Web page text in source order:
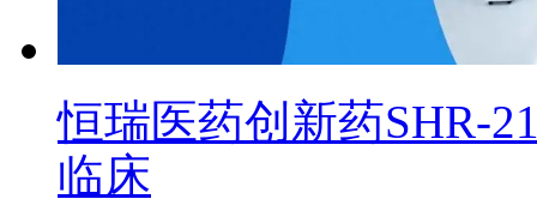
恒瑞医药创新药SHR-
临床